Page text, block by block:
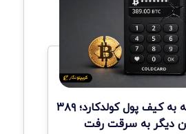
موج چهارم حمله به کیف پول کولدکارد؛ ۳۸۹
دیگر به سرقت رفت